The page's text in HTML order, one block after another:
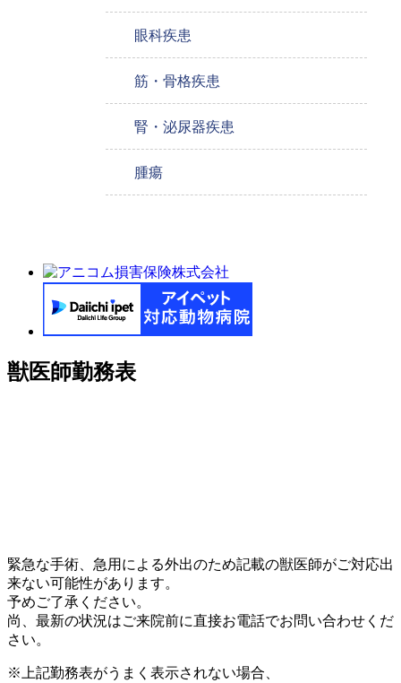
眼科疾患
筋・骨格疾患
腎・泌尿器疾患
腫瘍
獣医師勤務表
緊急な手術、急用による外出のため記載の獣医師がご対応出
来ない可能性があります。
予めご了承ください。
尚、最新の状況はご来院前に直接お電話でお問い合わせくだ
さい。
※上記勤務表がうまく表示されない場合、